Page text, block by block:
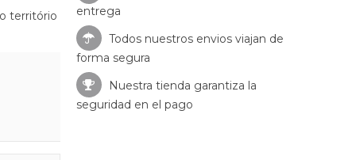
território
entrega
Todos nuestros envios viajan de
forma segura
Nuestra tienda garantiza la
seguridad en el pago